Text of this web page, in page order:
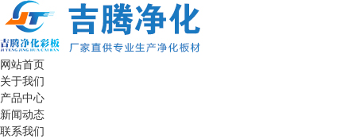
网站首页
关于我们
产品中心
新闻动态
联系我们